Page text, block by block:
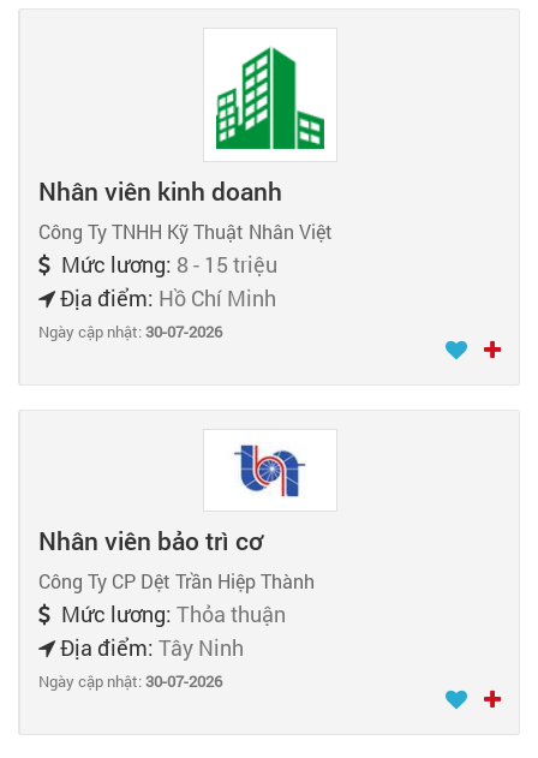
Nhân viên kinh doanh
Công Ty TNHH Kỹ Thuật Nhân Việt
Mức lương: 8 - 15 triệu
Địa điểm: Hồ Chí Minh
Ngày cập nhật:30-07-2026
Nhân viên bảo trì cơ
Công Ty CP Dệt Trần Hiệp Thành
Mức lương: Thỏa thuận
Địa điểm: Tây Ninh
Ngày cập nhật:30-07-2026